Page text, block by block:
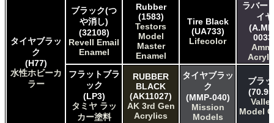
タイヤブラッ
ク
(H77)
水性ホビーカ
ラー
ブラック(つ
や消し)
(32108)
Revell Email
Enamel
Rubber
(1583)
Testors
Model
Master
Enamel
Tire Black
(UA733)
Lifecolor
ラバー
イヤ
フラットブラ
ック
(LP3)
タミヤ ラッ
カー塗料
RUBBER
BLACK
(AK11027)
AK 3rd Gen
Acrylics
タイヤブラッ
ク
(MMP-040)
Mission
Models
ブラ
Model